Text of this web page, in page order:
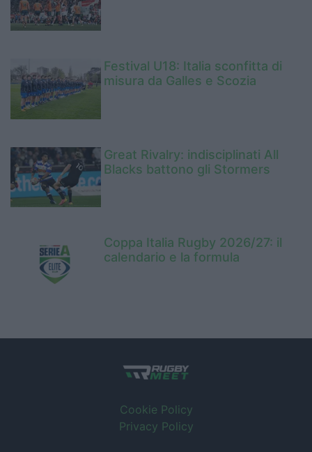
Festival U18: Italia sconfitta di
misura da Galles e Scozia
Great Rivalry: indisciplinati All
Blacks battono gli Stormers
Coppa Italia Rugby 2026/27: il
calendario e la formula
Cookie Policy
Privacy Policy